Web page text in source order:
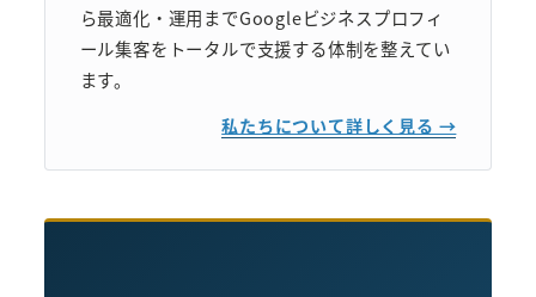
ら最適化・運用までGoogleビジネスプロフィ
ール集客をトータルで支援する体制を整えてい
ます。
私たちについて詳しく見る →